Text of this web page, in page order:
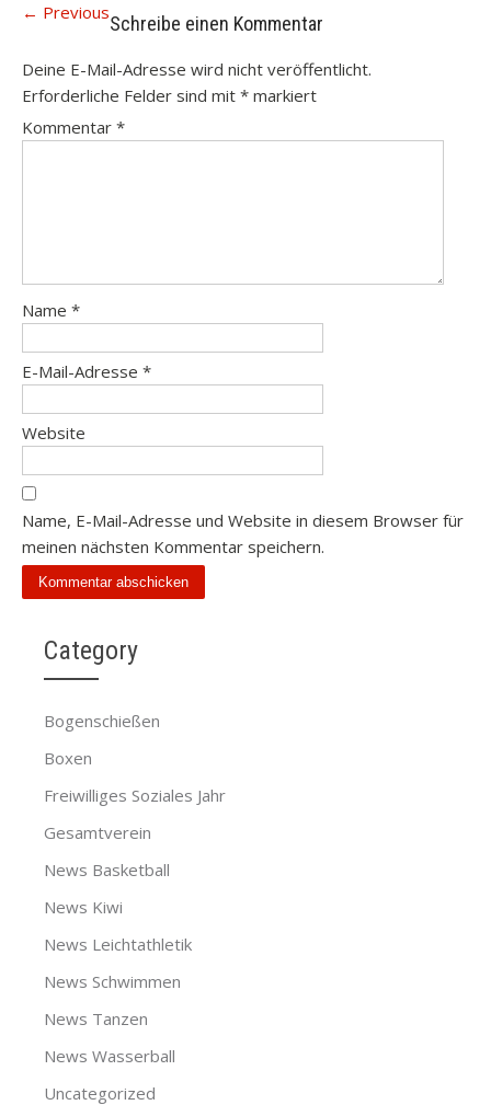
← PreviousSchreibe einen Kommentar
Deine E-Mail-Adresse wird nicht veröffentlicht.
Erforderliche Felder sind mit * markiert
Kommentar *
Name *
E-Mail-Adresse *
Website
Name, E-Mail-Adresse und Website in diesem Browser für
meinen nächsten Kommentar speichern.
Category
Bogenschießen
Boxen
Freiwilliges Soziales Jahr
Gesamtverein
News Basketball
News Kiwi
News Leichtathletik
News Schwimmen
News Tanzen
News Wasserball
Uncategorized